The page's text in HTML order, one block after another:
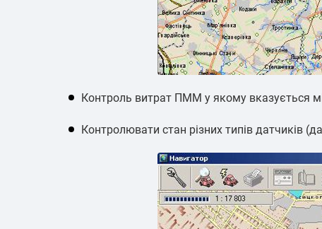
Контроль витрат ПММ у якому вказується
Контролювати стан різних типів датчиків